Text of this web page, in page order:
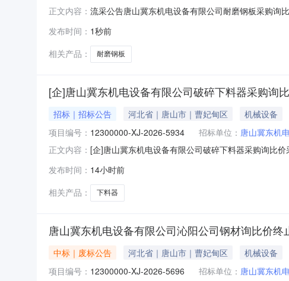
**、吕**、吕**、吕*、吕
**、吴**、吴**、吴**、吴
**、吴**、吴**、吴**、吴
*、吴**、吴**、吴*、周
**、周**、周**、周*、周
*、姚**、姚**、姚**、姚
*、姜**、姜*、姜*、姜*、
孙**、孙**、孙**、孙**、
孙**、孙**、孛**、孟**、
孟**、孟**、孟**、孟**、
*、宋**、宋**、宋*、宋
*、宋**、宋**、宋**、宋
**、宋**、宋*、宋**、宋
**、宋**、宋*、宋**、寇
**、屈**、岳**、崔**、崔
**、张**、张**、张*、张
*、张**、张**、张*、张
**、张*、张**、张*、张
**、张**、张**、张**、张
*、张**、张**、张**、张
正文内容： 流采公告唐山冀东机电设备有限公司耐磨钢板采购
强/13315529995┃监督举报联系方式监督举报电话：
发布时间： 1秒前
相关产品：
耐磨钢板
[企]唐山冀东机电设备有限公司破碎下料器采购询
招标｜招标公告 河北省｜唐山市｜曹妃甸区 机械设备
项目编号： 12300000-XJ-2026-5934 招标单位： 唐山冀东机
正文内容： [企]唐山冀东机电设备有限公司破碎下料器采购询比
基础信息询比价编号：12300000-XJ-2026-5934采
发布时间： 14小时前
相关产品：
下料器
唐山冀东机电设备有限公司沁阳公司钢材询比价终
中标｜废标公告 河北省｜唐山市｜曹妃甸区 机械设备
项目编号： 12300000-XJ-2026-5696 招标单位： 唐山冀东机